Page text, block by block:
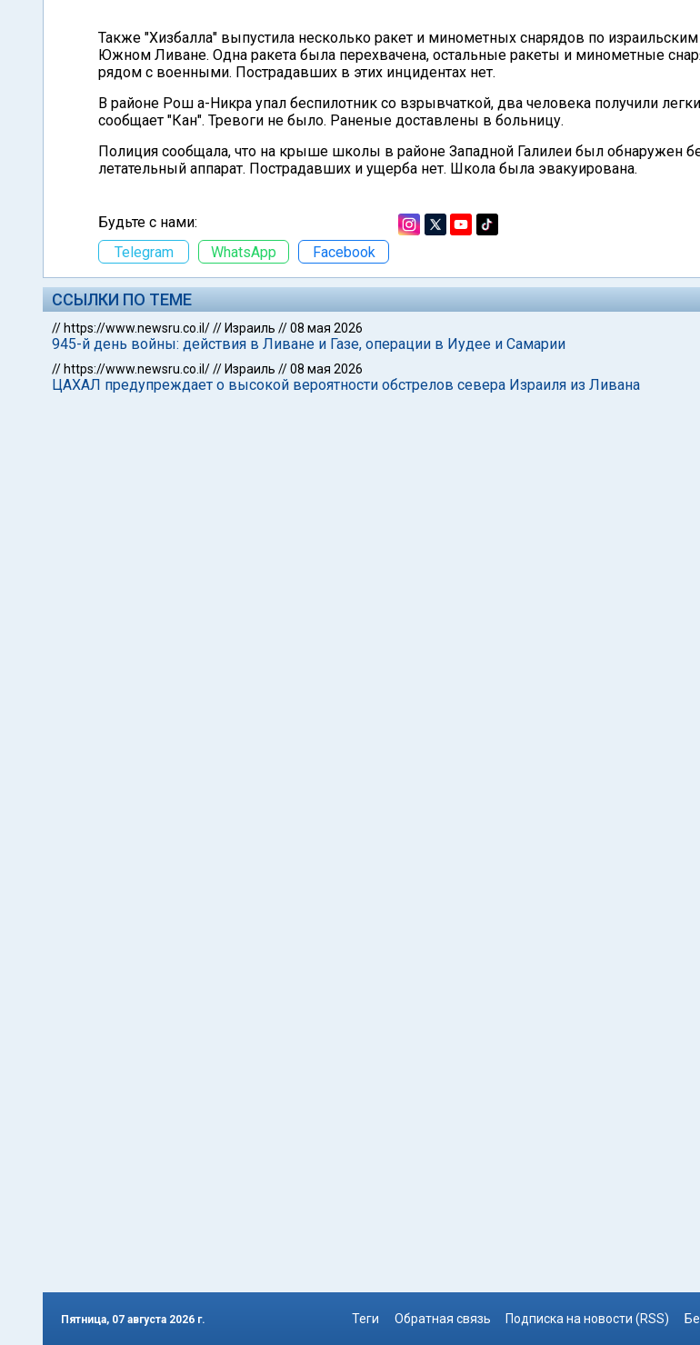
Также "Хизбалла" выпустила несколько ракет и минометных снарядов по
Южном Ливане. Одна ракета была перехвачена, остальные ракеты и минометные
рядом с военными. Пострадавших в этих инцидентах нет.
В районе Рош а-Никра упал беспилотник со взрывчаткой, два человека получили
сообщает "Кан". Тревоги не было. Раненые доставлены в больницу.
Полиция сообщала, что на крыше школы в районе Западной Галилеи был обнаружен
летательный аппарат. Пострадавших и ущерба нет. Школа была эвакуирована.
Будьте с нами:
Telegram
WhatsApp Facebook
ССЫЛКИ ПО ТЕМЕ
// https://www.newsru.co.il/// Израиль //08 мая 2026
945-й день войны: действия в Ливане и Газе, операции в Иудее и Самарии
// https://www.newsru.co.il/// Израиль //08 мая 2026
ЦАХАЛ предупреждает о высокой вероятности обстрелов севера Израиля из Ливана
Пятница, 07 августа 2026 г. Теги Обратная связь Подписка на новости (RSS)